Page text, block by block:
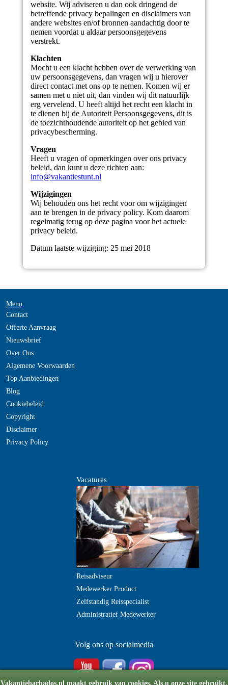
Vakantiebarbados.nl maakt gebruik van cookies. Als u onze site gebruikt,
website. Wij adviseren u dan ook dringend de
betreffende privacy bepalingen en disclaimers van
andere websites en/of bronnen aandachtig door te
nemen voordat u aldaar persoonsgegevens
verstrekt.
Klachten
Mocht u een klacht hebben over de verwerking van
uw persoonsgegevens, dan vragen wij u hierover
direct contact met ons op te nemen. Komen wij er
samen met u niet uit, dan vinden wij dit natuurlijk
erg vervelend. U heeft altijd het recht een klacht in
te dienen bij de Autoriteit Persoonsgegevens, dit is
de toezichthoudende autoriteit op het gebied van
privacybescherming.
Vragen
Heeft u vragen of opmerkingen over ons privacy
beleid, dan kunt u deze richten aan:
info@vakantiestunt.nl
Wijzigingen
Wij behouden ons het recht voor om wijzigingen
aan te brengen in de privacy policy. Kom daarom
regelmatig terug op deze pagina voor het actuele
privacy beleid.
Datum laatste wijziging: 25 mei 2018
Menu
Contact
Offerte Aanvraag
Nieuwsbrief
Over Ons
Algemene Voorwaarden
Top Aanbiedingen
Blog
Cookiebeleid
Copyright
Disclaimer
Privacy Policy
Vacatures
Reisadviseur
Medewerker Product
Zelfstandig Reisspecialist
Administratief Medewerker
Volg ons op socialmedia